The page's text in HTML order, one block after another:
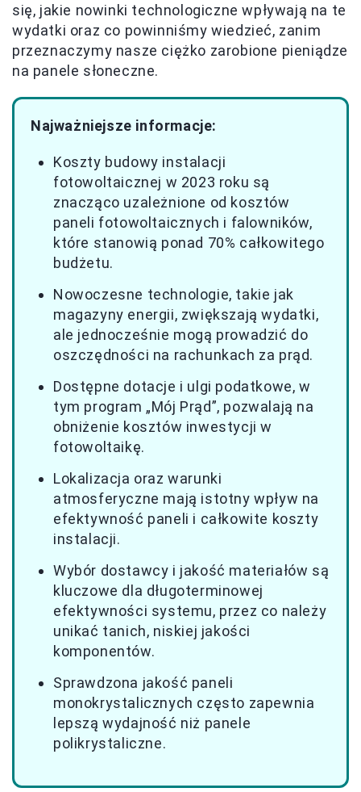
się, jakie nowinki technologiczne wpływają na te
wydatki oraz co powinniśmy wiedzieć, zanim
przeznaczymy nasze ciężko zarobione pieniądze
na panele słoneczne.
Najważniejsze informacje:
Koszty budowy instalacji
fotowoltaicznej w 2023 roku są
znacząco uzależnione od kosztów
paneli fotowoltaicznych i falowników,
które stanowią ponad 70% całkowitego
budżetu.
Nowoczesne technologie, takie jak
magazyny energii, zwiększają wydatki,
ale jednocześnie mogą prowadzić do
oszczędności na rachunkach za prąd.
Dostępne dotacje i ulgi podatkowe, w
tym program „Mój Prąd”, pozwalają na
obniżenie kosztów inwestycji w
fotowoltaikę.
Lokalizacja oraz warunki
atmosferyczne mają istotny wpływ na
efektywność paneli i całkowite koszty
instalacji.
Wybór dostawcy i jakość materiałów są
kluczowe dla długoterminowej
efektywności systemu, przez co należy
unikać tanich, niskiej jakości
komponentów.
Sprawdzona jakość paneli
monokrystalicznych często zapewnia
lepszą wydajność niż panele
polikrystaliczne.